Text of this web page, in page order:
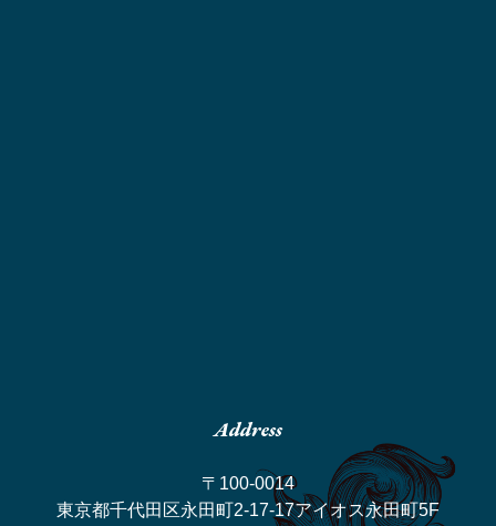
Address
〒100-0014
東京都千代田区永田町2-17-17アイオス永田町5F